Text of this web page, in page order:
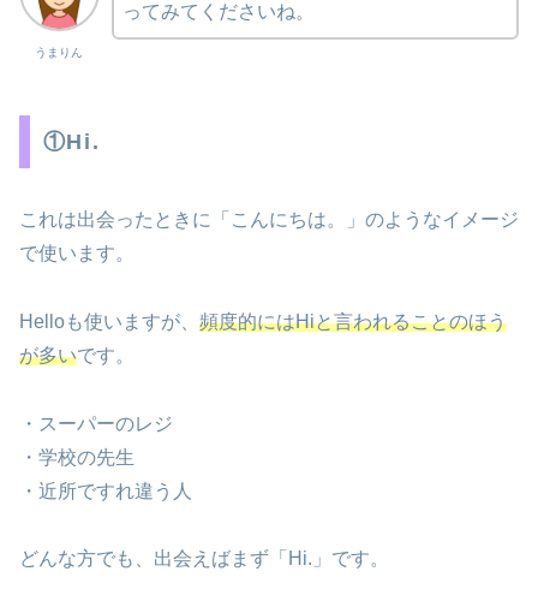
うまりん
ってみてくださいね。
①Hi.
これは出会ったときに「こんにちは。」のようなイメージ
で使います。
Helloも使いますが、 頻度的にはHiと言われることのほう
が多いです。
・スーパーのレジ
・学校の先生
・近所ですれ違う人
どんな方でも、出会えばまず「Hi.」です。